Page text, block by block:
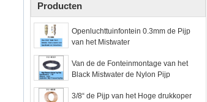
Producten
Openluchttuinfontein 0.3mm de Pijp
van het Mistwater
Van de de Fonteinmontage van het
Black Mistwater de Nylon Pijp
3/8“ de Pijp van het Hoge drukkoper